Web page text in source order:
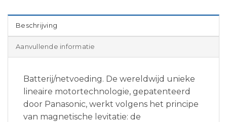
Beschrijving
Aanvullende informatie
Batterij/netvoeding. De wereldwijd unieke
lineaire motortechnologie, gepatenteerd
door Panasonic, werkt volgens het principe
van magnetische levitatie: de